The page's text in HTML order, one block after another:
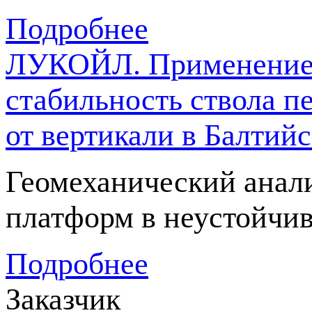
Подробнее
ЛУКОЙЛ. Применение
стабильность ствола
от вертикали в
Геомеханический
платформ в
Подробнее
Заказчик